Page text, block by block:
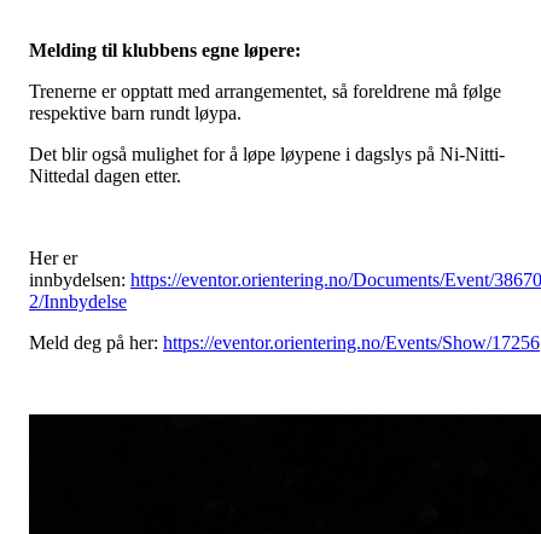
Melding til klubbens egne løpere:
Trenerne er opptatt med arrangementet, så foreldrene må følge
respektive barn rundt løypa.
Det blir også mulighet for å løpe løypene i dagslys på Ni-Nitti-
Nittedal dagen etter.
Her er
innbydelsen: https://eventor.orientering.no/Documents/Event/
2/Innbydelse
Meld deg på her: https://eventor.orientering.no/Events/Show/17256